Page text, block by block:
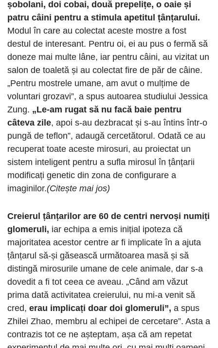
șobolani, doi cobai, două prepelițe, o oaie și
patru câini pentru a stimula apetitul țânțarului.
Modul în care au colectat aceste mostre a fost
destul de interesant. Pentru oi, ei au pus o fermă să
doneze mai multe lâne, iar pentru câini, au vizitat un
salon de toaletă și au colectat fire de păr de câine.
„Pentru mostrele umane, am avut o mulțime de
voluntari grozavi”, a spus autoarea studiului Jessica
Zung. „Le-am rugat să nu facă baie pentru
câteva zile, apoi s-au dezbracat și s-au întins într-o
pungă de teflon”, adaugă cercetătorul. Odată ce au
recuperat toate aceste mirosuri, au proiectat un
sistem inteligent pentru a sufla mirosul în țânțarii
modificați genetic din zona de configurare a
imaginilor.(Citește mai jos)
Creierul țânțarilor are 60 de centri nervoși numiți
glomeruli, iar echipa a emis inițial ipoteza că
majoritatea acestor centre ar fi implicate în a ajuta
țânțarul să-și găsească următoarea masă și să
distingă mirosurile umane de cele animale, dar s-a
dovedit a fi tot ceea ce aveau. „Când am văzut
prima dată activitatea creierului, nu mi-a venit să
cred, erau implicați doar doi glomeruli”, a spus
Zhilei Zhao, membru al echipei de cercetare”. Asta a
contrazis tot ce ne așteptam, așa că am repetat